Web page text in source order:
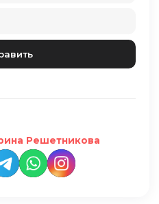
Решетникова